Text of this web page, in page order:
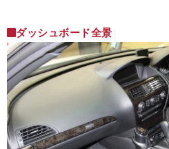
ダッシュボード全景